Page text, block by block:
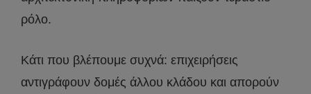
ρόλο.
Κάτι που βλέπουμε συχνά: επιχειρήσεις
αντιγράφουν δομές άλλου κλάδου και απορούν